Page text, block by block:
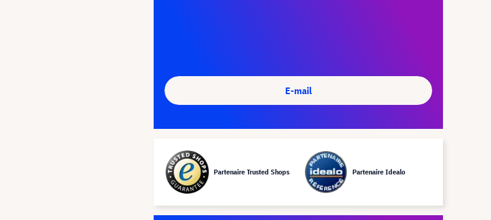
E-mail
Partenaire Trusted Shops Partenaire Idealo